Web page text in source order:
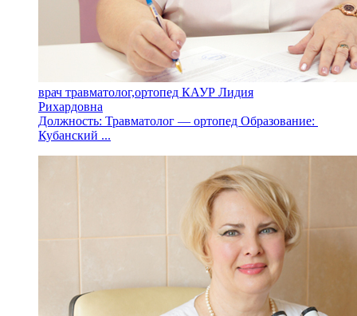
врач травматолог,ортопед КАУР Лидия
Рихардовна
Должность: Травматолог — ортопед Образование:
Кубанский ...